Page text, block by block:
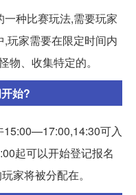
种比赛玩法,需要玩家
玩家需要在限定时间内
物、收集特定的。
始?
15:00—17:00,14:30可入
起可以开始登记报名
家将被分配在。